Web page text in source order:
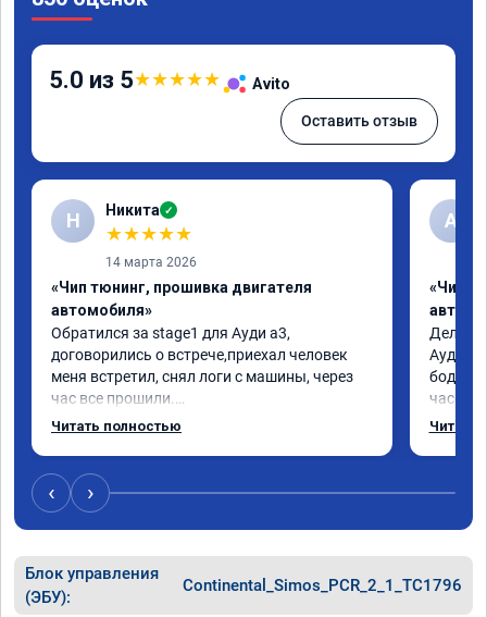
5.0 из 5★★★★★ Avito
Оставить отзыв
Н Никита ✓
★★★★★
14 марта 2026
«Чип тюнинг, прошивка двигателя
автомобиля»
Обратился за stage1 для Ауди а3,
договорились о встрече,приехал человек
меня встретил, снял логи с машины, через
час все прошили.
Арман спасибо тебе огромное, машинка по
может 🤣машина едет не в себя, еще раз
спасибо вам!!!!!!!
Читать полностью
А
«Чип
Делал
как
Читать
‹ ›
Блок управления
(ЭБУ):
Continental_Simos_PCR_2_1_TC1796